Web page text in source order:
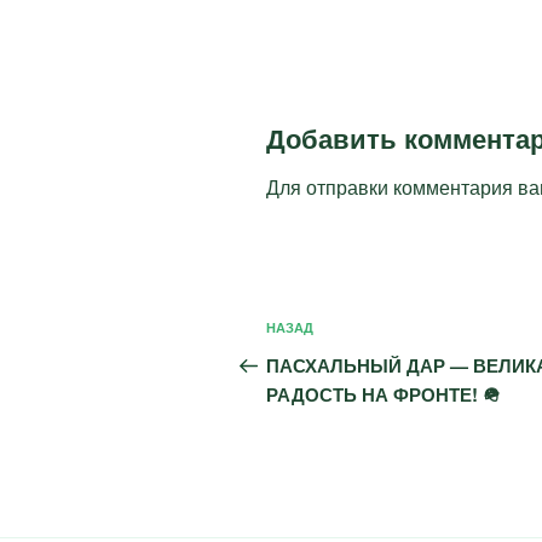
Добавить
Для отправки комментария
Навигация
по
записям
Предыдущая
запись:
НАЗАД
ПАСХАЛЬНЫЙ ДАР —
РАДОСТЬ НА ФРОНТЕ! 🪖